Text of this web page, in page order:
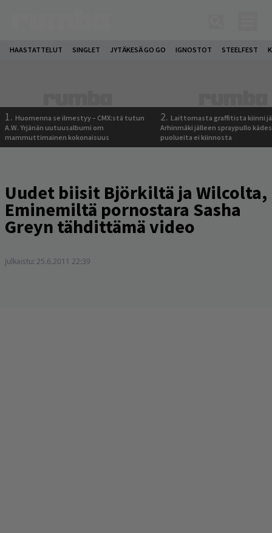
HAASTATTELUT SINGLET JYTÄKESÄ GO GO IGNOSTOT STEELFEST
1. Huomenna se ilmestyy – CMX:stä tutun
A.W. Yrjänän uutuusalbumi om
mammuttimainen kokonaisuus
2. Laittomasta graffitista kiinni
Arhinmäki jälleen spraypullo
puolueita ei kiinnosta
Uudet biisit Björkiltä ja Wilcolta,
Eminemiltä pornostara Sasha
Greyn tähdittämä video
Julkaistu: 25.6.2011 22:39